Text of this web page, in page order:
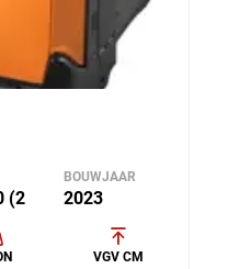
(2
BOUWJAAR
2023
VGV CM